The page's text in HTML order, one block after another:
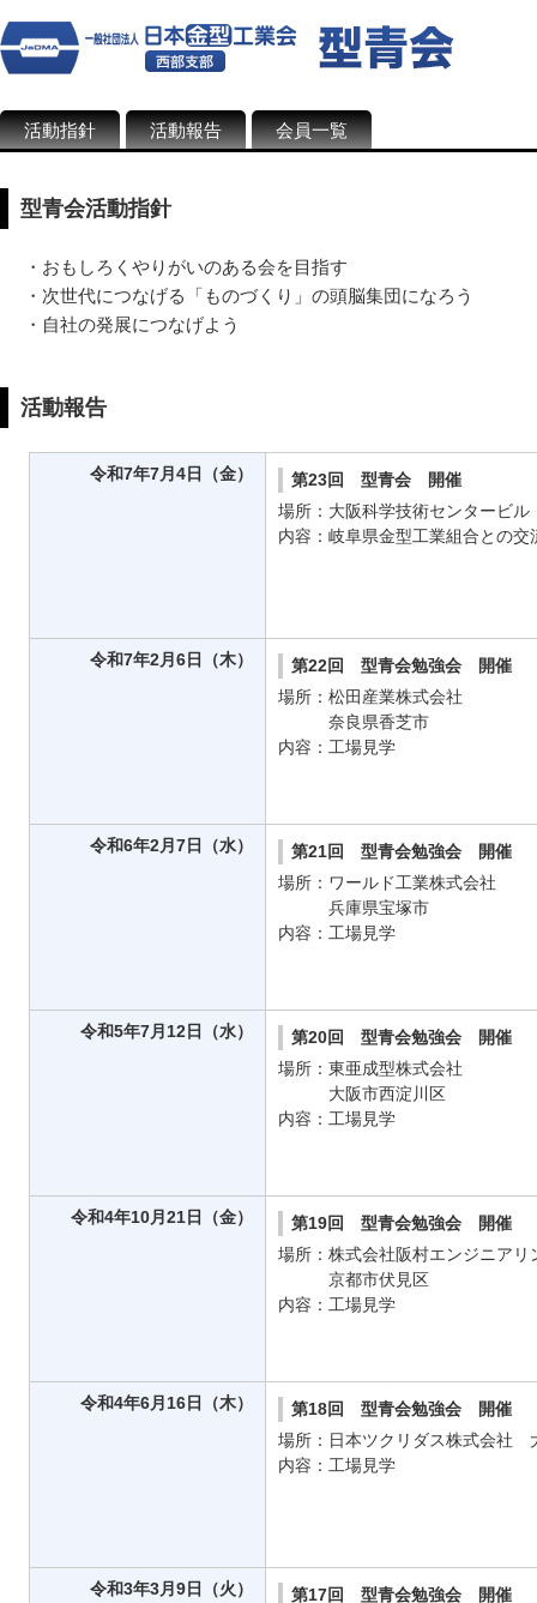
活動指針 活動報告 会員一覧
型青会活動指針
・おもしろくやりがいのある会を目指す
・次世代につなげる「ものづくり」の頭脳集団になろう
・自社の発展につなげよう
活動報告
令和7年7月4日（金）
第23回 型青会 開催
場所：大阪科学技術センタービ
内容：岐阜県金型工業組合との交
令和7年2月6日（木）
第22回 型青会勉強会 開催
場所：松田産業株式会社
奈良県香芝市
内容：工場見学
令和6年2月7日（水）
第21回 型青会勉強会 開催
場所：ワールド工業株式会社
兵庫県宝塚市
内容：工場見学
令和5年7月12日（水）
第20回 型青会勉強会 開催
場所：東亜成型株式会社
大阪市西淀川区
内容：工場見学
令和4年10月21日（金）
第19回 型青会勉強会 開催
場所：株式会社阪村エンジニアリ
京都市伏見区
内容：工場見学
令和4年6月16日（木）
第18回 型青会勉強会 開催
場所：日本ツクリダス株式会社
内容：工場見学
令和3年3月9日（火）
第17回 型青会勉強会 開催